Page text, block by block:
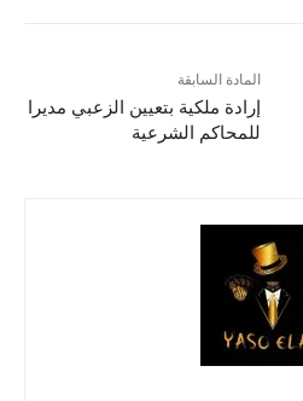
المادة السابقة
إرادة ملكية بتعيين الزعبي مديرا
للمحاكم الشرعية